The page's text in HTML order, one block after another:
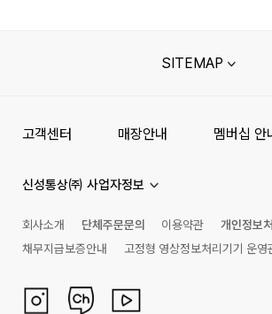
SITEMAP
고객센터 매장안내 멤버십 안
신성통상㈜ 사업자정보
회사소개 단체주문문의 이용약관
개인정보
채무지급보증안내
고정형 영상정보처리기기 운영